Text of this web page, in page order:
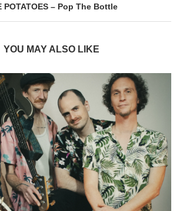
POTATOES – Pop The Bottle
YOU MAY ALSO LIKE